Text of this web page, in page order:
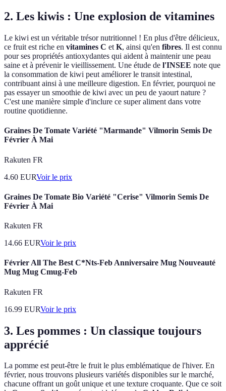
2. Les kiwis : Une explosion de vitamines
Le kiwi est un véritable trésor nutritionnel ! En plus d'être délicieux,
ce fruit est riche en vitamines C et K, ainsi qu'en fibres. Il est connu
pour ses propriétés antioxydantes qui aident à maintenir une peau
saine et à prévenir le vieillissement. Une étude de l'INSEE note que
la consommation de kiwi peut améliorer le transit intestinal,
contribuant ainsi à une meilleure digestion. En février, pourquoi ne
pas essayer un smoothie de kiwi avec un peu de yaourt nature ?
C'est une manière simple d'inclure ce super aliment dans votre
routine quotidienne.
Graines De Tomate Variété "Marmande" Vilmorin Semis De
Février À Mai
Rakuten FR
4.60 EURVoir le prix
Graines De Tomate Bio Variété "Cerise" Vilmorin Semis De
Février À Mai
Rakuten FR
14.66 EURVoir le prix
Février All The Best C*Nts-Feb Anniversaire Mug Nouveauté
Mug Mug Cmug-Feb
Rakuten FR
16.99 EURVoir le prix
3. Les pommes : Un classique toujours
apprécié
La pomme est peut-être le fruit le plus emblématique de l'hiver. En
février, nous trouvons plusieurs variétés disponibles sur le marché,
chacune offrant un goût unique et une texture croquante. Que ce soit